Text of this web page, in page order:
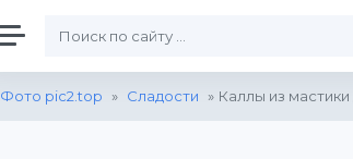
Фото pic2.top » Сладости » Каллы из